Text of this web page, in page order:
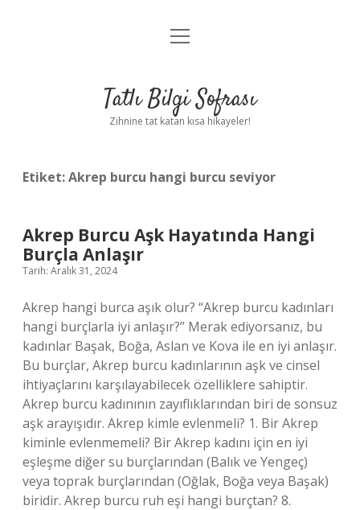
Anasayfa
Yasal Uyarı
menüyü
Tatlı Bilgi Sofrası
Zihnine tat katan kısa hikayeler!
Etiket:Akrep burcu hangi burcu seviyor
Akrep Burcu Aşk Hayatında Hangi
Burçla Anlaşır
Tarih: Aralık 31, 2024
Akrep hangi burca aşık olur? “Akrep burcu kadınları
hangi burçlarla iyi anlaşır?” Merak ediyorsanız, bu
kadınlar Başak, Boğa, Aslan ve Kova ile en iyi anlaşır.
Bu burçlar, Akrep burcu kadınlarının aşk ve cinsel
ihtiyaçlarını karşılayabilecek özelliklere sahiptir.
Akrep burcu kadınının zayıflıklarından biri de sonsuz
aşk arayışıdır. Akrep kimle evlenmeli? 1. Bir Akrep
kiminle evlenmemeli? Bir Akrep kadını için en iyi
eşleşme diğer su burçlarından (Balık ve Yengeç)
veya toprak burçlarından (Oğlak, Boğa veya Başak)
biridir. Akrep burcu ruh eşi hangi burçtan? 8.